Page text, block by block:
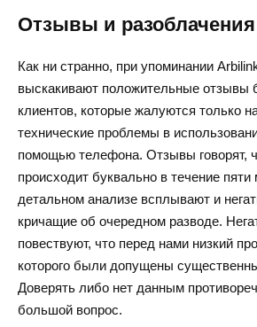
Отзывы и разоблачения
Как ни странно, при упоминании
выскакивают положительные отзывы
клиентов, которые жалуются только
технические проблемы в
помощью телефона. Отзывы говорят,
происходит буквально в течение
детальном анализе всплывают и
кричащие об очередном разводе.
повествуют, что перед нами низкий
которого были допущены
Доверять либо нет данным
большой вопрос.